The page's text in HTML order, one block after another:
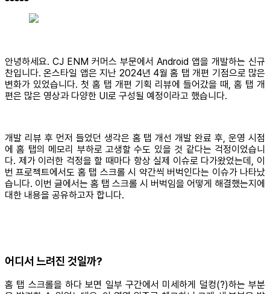
안녕하세요. CJ ENM 커머스 부문에서 Android 앱을 개발하는 신규
찬입니다. 온스타일 앱은 지난 2024년 4월 홈 탭 개편 기점으로 많은
변화가 있었습니다. 첫 홈 탭 개편 기획 리뷰에 들어갔을 때, 홈 탭 개
편은 많은 영상과 다양한 UI로 구성될 예정이라고 했습니다.
개발 리뷰 후 먼저 들었던 생각은 홈 탭 개선 개발 완료 후, 운영 시점
에 홈 탭의 메모리 부하로 고생할 수도 있을 것 같다는 걱정이었습니
다. 제가 이러한 걱정을 할 때마다 항상 실제 이슈로 다가왔었는데, 이
번 프로젝트에서도 홈 탭 스크롤 시 약간씩 버벅인다는 이슈가 나타났
습니다. 이번 글에서는 홈 탭 스크롤 시 버벅임을 어떻게 해결했는지에
대한 내용을 공유하고자 합니다.
어디서 느려진 것일까?
홈 탭 스크롤을 하다 보면 일부 구간에서 미세하게 덜컹(?)하는 부분